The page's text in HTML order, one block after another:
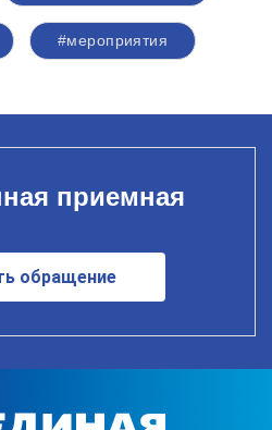
#мероприятия
приемная
обращение